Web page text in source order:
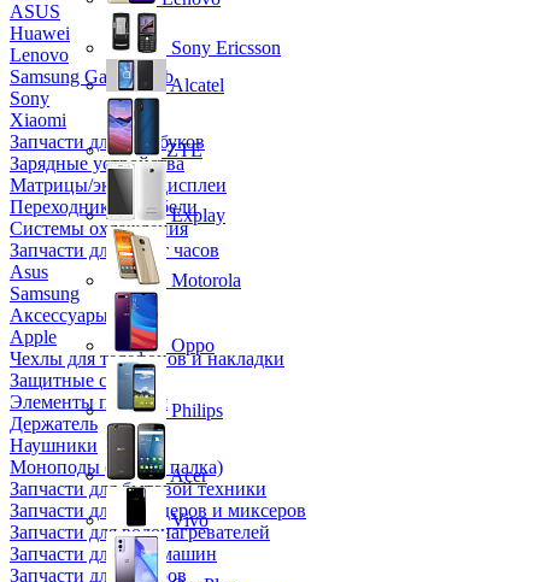
ASUS
Huawei
Lenovo
Samsung Galaxy Tab
Sony
Xiaomi
Запчасти для ноутбуков
Зарядные устройства
Матрицы/экраны/дисплеи
Переходники и кабели
Системы охлаждения
Запчасти для смарт часов
Asus
Samsung
Аксессуары
Apple
Чехлы для телефонов и накладки
Защитные стекла
Элементы питания
Держатель
Наушники
Моноподы (Селфи палка)
Запчасти для бытовой техники
Запчасти для блендеров и миксеров
Запчасти для водонагревателей
Запчасти для кофемашин
Запчасти для кулеров
Sony Ericsson
Alcatel
ZTE
Explay
Motorola
Oppo
Philips
Acer
Vivo